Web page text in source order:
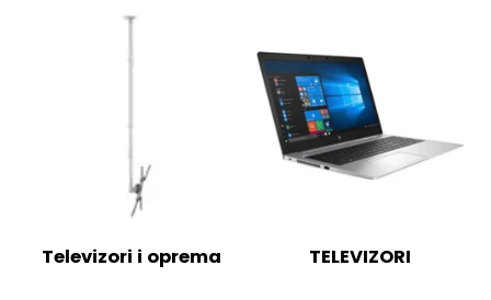
Televizori i oprema TELEVIZORI